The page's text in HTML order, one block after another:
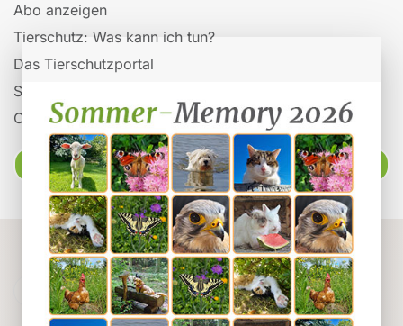
Abo anzeigen
Tierschutz: Was kann ich tun?
Das Tierschutzportal
Spenden
Organisationen auf Tieronline
Ratgeber
Powered byWebuniverse